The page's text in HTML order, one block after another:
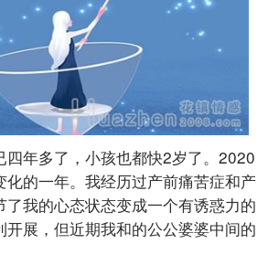
四年多了，小孩也都快2岁了。2020
化的一年。我经历过产前痛苦症和产
了我的心态状态变成一个有诱惑力的
展，但近期我和的公公婆婆中间的